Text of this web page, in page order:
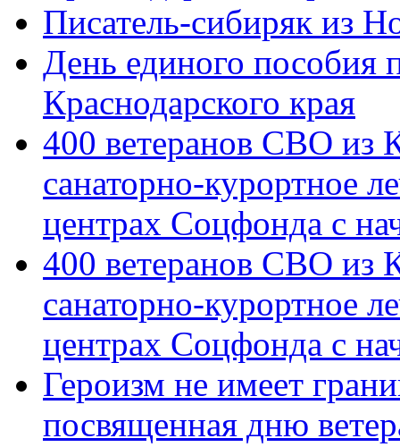
Писатель-сибиряк из
День единого пособия
Краснодарского края
400 ветеранов СВО из
санаторно-курортное
центрах Соцфонда с
400 ветеранов СВО из
санаторно-курортное
центрах Соцфонда с
Героизм не имеет
посвященная дню